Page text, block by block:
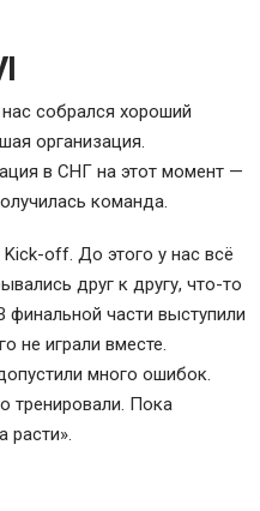
собрался хороший
организация.
в СНГ на этот момент —
команда.
off. До этого у нас всё
друг к другу, что-то
финальной части выступили
не играли вместе.
много ошибок.
тренировали. Пока
расти».